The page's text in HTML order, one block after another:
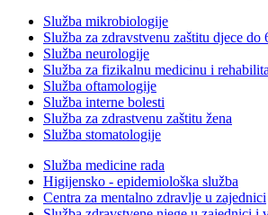
Služba mikrobiologije
Služba za zdravstvenu zaštitu djece
Služba neurologije
Služba za fizikalnu medicinu i
Služba oftamologije
Služba interne bolesti
Služba za zdrastvenu zaštitu žena
Služba stomatologije
Služba medicine rada
Higijensko - epidemiološka služba
Centra za mentalno zdravlje u zajednici